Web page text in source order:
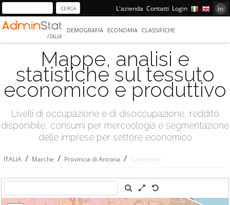
L'azienda Contatti Login
ITALIA
DEMOGRAFIA ECONOMIA CLASSIFICHE
Mappe, analisi e
statistiche sul tessuto
economico e produttivo
Livelli di occupazione e di disoccupazione, reddito
disponibile, consumi per merceologia e segmentazione
delle imprese per settore economico
ITALIA / Marche / Provincia di Ancona / Camerano